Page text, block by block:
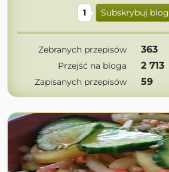
1 Subskrybuj blog
Zebranych przepisów 363
Przejść na bloga 2 713
Zapisanych przepisów 59